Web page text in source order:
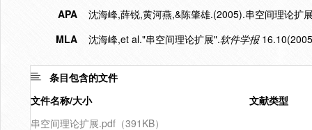
APA
沈海峰,薛锐,黄河燕,&陈肇雄.(2005).串空间理论扩
MLA
沈海峰,et al."串空间理论扩展".软件学报
条目包含的文件
文件名称/大小
文献类型
串空间理论扩展.pdf（391KB）